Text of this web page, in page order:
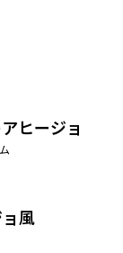
ヒージョ
風